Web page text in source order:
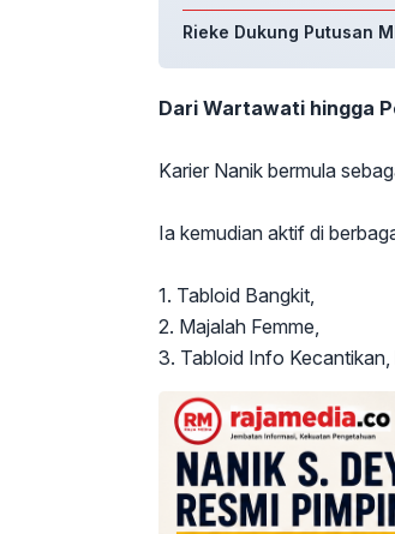
Rieke Dukung Putusan
Dari Wartawati hingga
Karier Nanik bermula
Ia kemudian aktif di
1. Tabloid Bangkit,
2. Majalah Femme,
3. Tabloid Info Kecantikan,